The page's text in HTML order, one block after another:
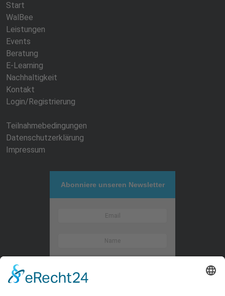
Start
WalBee
Leistungen
Events
Beratung
E-Learning
Nachhaltigkeit
Kontakt
Login/Registrierung
Teilnahmebedingungen
Datenschutzerklärung
Impressum
Abonniere unseren Newsletter